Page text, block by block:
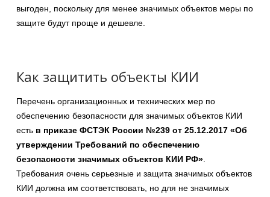
выгоден, поскольку для менее значимых объектов меры по
защите будут проще и дешевле.
Как защитить объекты КИИ
Перечень организационных и технических мер по
обеспечению безопасности для значимых объектов КИИ
есть в приказе ФСТЭК России №239 от 25.12.2017 «Об
утверждении Требований по обеспечению
безопасности значимых объектов КИИ РФ».
Требования очень серьезные и защита значимых объектов
КИИ должна им соответствовать, но для не значимых